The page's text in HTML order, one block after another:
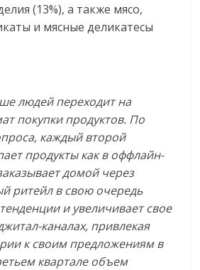
(13%), а также мясо,
и мясные деликатесы
людей переходит на
покупки продуктов. По
каждый второй
продукты как в оффлайн-
домой через
ритейл в свою очередь
и увеличивает свое
каналах, привлекая
к своим предложениям в
квартале объем